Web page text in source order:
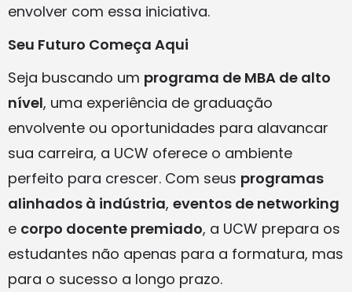
envolver com essa iniciativa.
Seu Futuro Começa Aqui
Seja buscando um programa de MBA de alto
nível, uma experiência de graduação
envolvente ou oportunidades para alavancar
sua carreira, a UCW oferece o ambiente
perfeito para crescer. Com seus programas
alinhados à indústria, eventos de networking
e corpo docente premiado, a UCW prepara os
estudantes não apenas para a formatura, mas
para o sucesso a longo prazo.